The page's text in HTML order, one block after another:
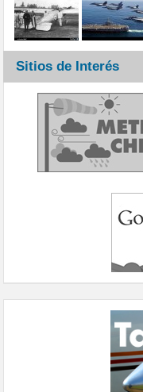
Sitios de Interés